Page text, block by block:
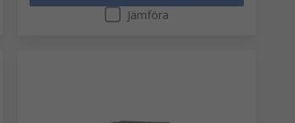
Jämföra